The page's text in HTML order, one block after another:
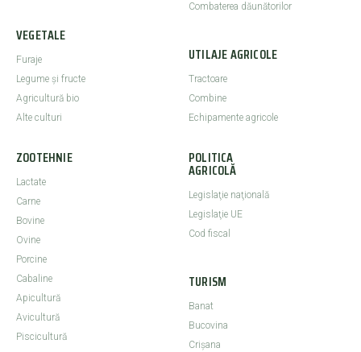
VEGETALE
Furaje
Legume şi fructe
Agricultură bio
Alte culturi
Combaterea dăunătorilor
UTILAJE AGRICOLE
Tractoare
Combine
Echipamente agricole
ZOOTEHNIE
Lactate
Carne
Bovine
Ovine
Porcine
Cabaline
Apicultură
Avicultură
Piscicultură
POLITICA
AGRICOLĂ
Legislaţie naţională
Legislaţie UE
Cod fiscal
TURISM
Banat
Bucovina
Crişana